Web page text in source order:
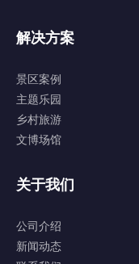
解决方案
景区案例
主题乐园
乡村旅游
文博场馆
关于我们
公司介绍
新闻动态